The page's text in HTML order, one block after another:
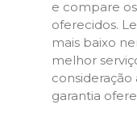
e compare
oferecidos.
mais baixo
melhor
garantia